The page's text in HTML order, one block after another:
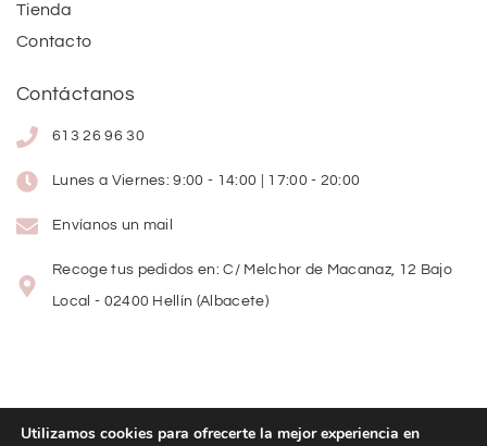
Tienda
Contacto
Contáctanos
613 26 96 30
Lunes a Viernes: 9:00 - 14:00 | 17:00 - 20:00
Envíanos un mail
Recoge tus pedidos en: C/ Melchor de Macanaz, 12 Bajo
Local - 02400 Hellín (Albacete)
Utilizamos cookies para ofrecerte la mejor experiencia en